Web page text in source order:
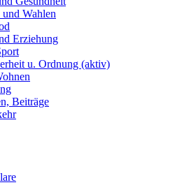
Wahlen
Erziehung
u. Ordnung (aktiv)
Beiträge